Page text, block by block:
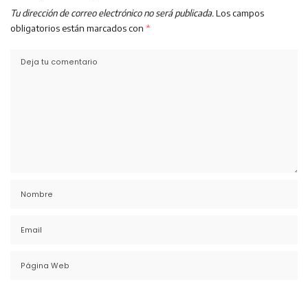
Tu dirección de correo electrónico no será publicada. Los campos
obligatorios están marcados con *